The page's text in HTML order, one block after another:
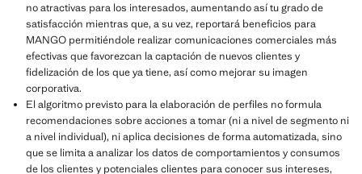
no atractivas para los interesados, aumentando así tu grado de
satisfacción mientras que, a su vez, reportará beneficios para
MANGO permitiéndole realizar comunicaciones comerciales más
efectivas que favorezcan la captación de nuevos clientes y
fidelización de los que ya tiene, así como mejorar su imagen
corporativa.
El algoritmo previsto para la elaboración de perfiles no formula
recomendaciones sobre acciones a tomar (ni a nivel de segmento ni
a nivel individual), ni aplica decisiones de forma automatizada, sino
que se limita a analizar los datos de comportamientos y consumos
de los clientes y potenciales clientes para conocer sus intereses,